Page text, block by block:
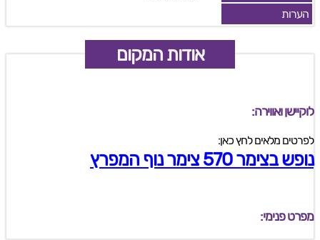
הערות
אודות המקום
לוקיישן ואווירה:
לפרטים מלאים לחץ כאן:
נופש בצימר 570 צימר נוף המפרץ
מפרט פנימי: